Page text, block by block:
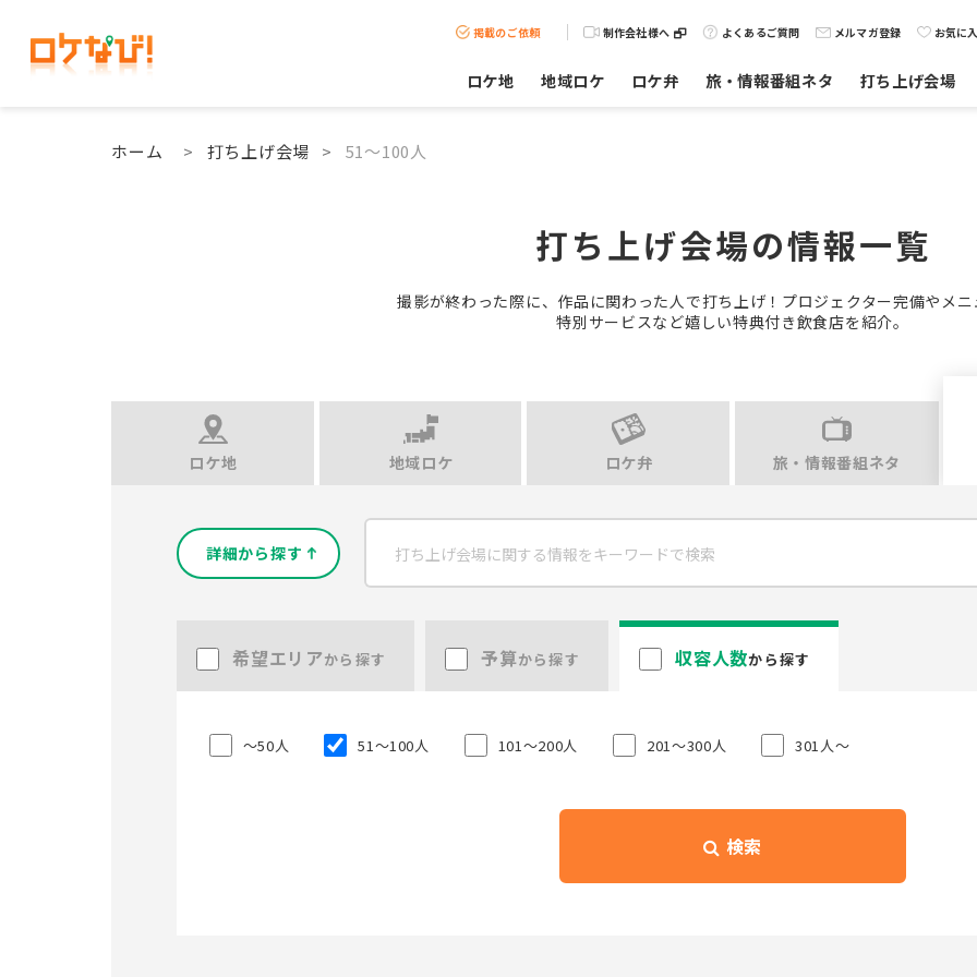
掲載のご依頼 制作会社様へ よくあるご質問 メルマガ登録 お気に
ロケ地 地域ロケ ロケ弁 旅・情報番組ネタ 打ち上げ会場
ホーム > 打ち上げ会場 > 51〜100人
打ち上げ会場の情報一覧
撮影が終わった際に、作品に関わった人で打ち上げ！プロジェクター完備やメ
特別サービスなど嬉しい特典付き飲食店を紹介。
ロケ地 地域ロケ ロケ弁 旅・情報番組ネタ
詳細から探す
希望エリアから探す 予算から探す 収容人数から探す
〜50人 51〜100人 101〜200人 201〜300人 301人〜
検索